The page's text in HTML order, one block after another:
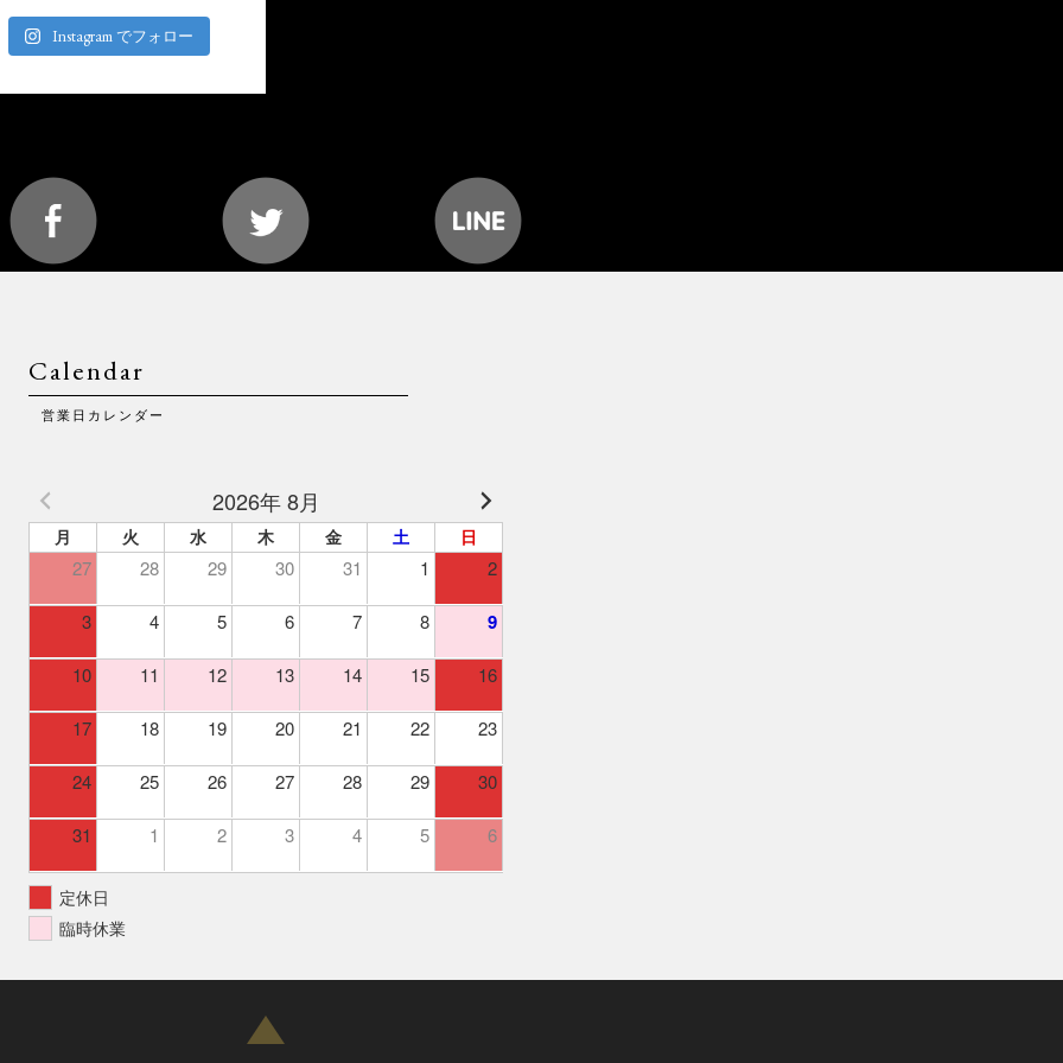
Instagram でフォロー
Calendar
営業日カレンダー
2026年 8月
月 火 水 木 金 土 日
27 28 29 30 31 1 2
3 4 5 6 7 8 9
10 11 12 13 14 15 16
17 18 19 20 21 22 23
24 25 26 27 28 29 30
31 1 2 3 4 5 6
定休日
臨時休業